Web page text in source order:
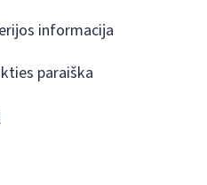
informacija
paraiška